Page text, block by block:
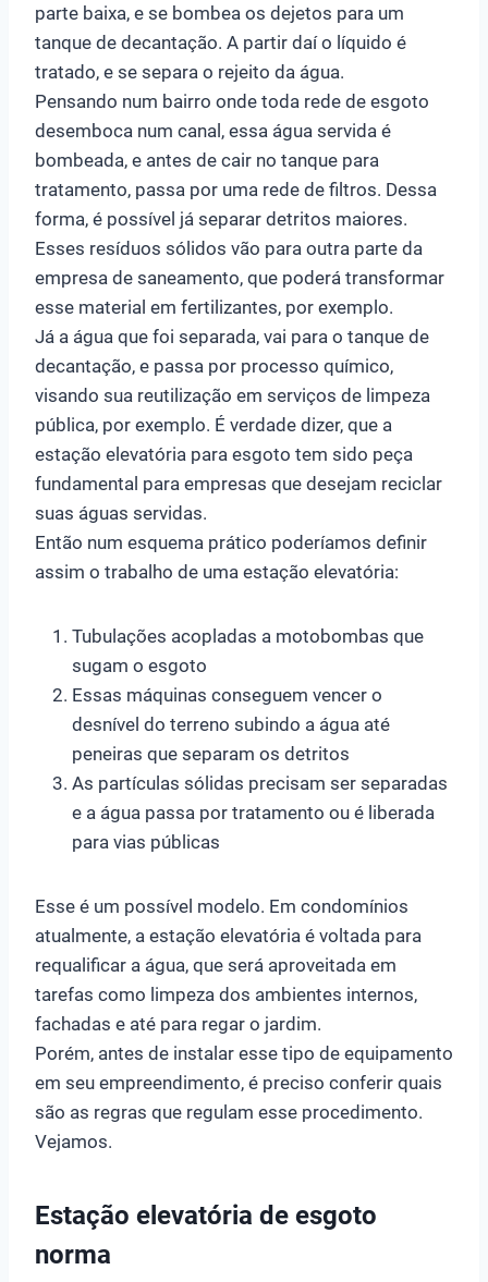
parte baixa, e se bombea os dejetos para um
tanque de decantação. A partir daí o líquido é
tratado, e se separa o rejeito da água.
Pensando num bairro onde toda rede de esgoto
desemboca num canal, essa água servida é
bombeada, e antes de cair no tanque para
tratamento, passa por uma rede de filtros. Dessa
forma, é possível já separar detritos maiores.
Esses resíduos sólidos vão para outra parte da
empresa de saneamento, que poderá transformar
esse material em fertilizantes, por exemplo.
Já a água que foi separada, vai para o tanque de
decantação, e passa por processo químico,
visando sua reutilização em serviços de limpeza
pública, por exemplo. É verdade dizer, que a
estação elevatória para esgoto tem sido peça
fundamental para empresas que desejam reciclar
suas águas servidas.
Então num esquema prático poderíamos definir
assim o trabalho de uma estação elevatória:
Tubulações acopladas a motobombas que
sugam o esgoto
Essas máquinas conseguem vencer o
desnível do terreno subindo a água até
peneiras que separam os detritos
As partículas sólidas precisam ser separadas
e a água passa por tratamento ou é liberada
para vias públicas
Esse é um possível modelo. Em condomínios
atualmente, a estação elevatória é voltada para
requalificar a água, que será aproveitada em
tarefas como limpeza dos ambientes internos,
fachadas e até para regar o jardim.
Porém, antes de instalar esse tipo de equipamento
em seu empreendimento, é preciso conferir quais
são as regras que regulam esse procedimento.
Vejamos.
Estação elevatória de esgoto
norma